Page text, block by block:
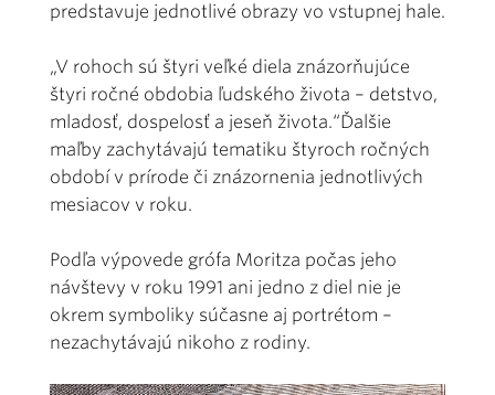
predstavuje jednotlivé obrazy vo vstupnej hale.
„V rohoch sú štyri veľké diela znázorňujúce
štyri ročné obdobia ľudského života – detstvo,
mladosť, dospelosť a jeseň života.“Ďalšie
maľby zachytávajú tematiku štyroch ročných
období v prírode či znázornenia jednotlivých
mesiacov v roku.
Podľa výpovede grófa Moritza počas jeho
návštevy v roku 1991 ani jedno z diel nie je
okrem symboliky súčasne aj portrétom –
nezachytávajú nikoho z rodiny.